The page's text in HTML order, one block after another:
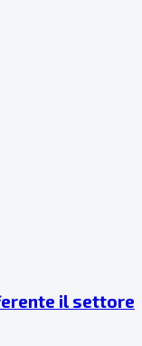
il settore